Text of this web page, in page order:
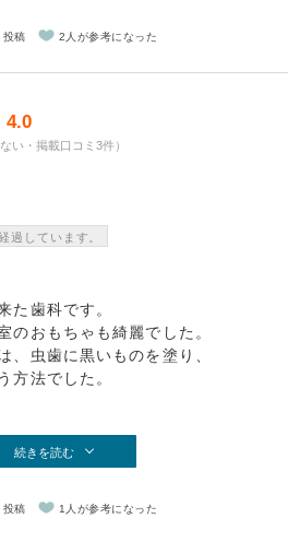
稿 2人が参考になった
4.0
い・掲載口コミ3件）
過しています。
た歯科です。
のおもちゃも綺麗でした。
、虫歯に黒いものを塗り、
方法でした。
続きを読む
稿 1人が参考になった